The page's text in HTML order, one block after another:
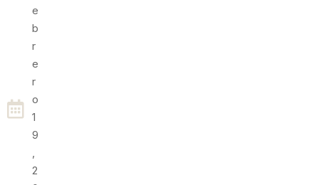
E
B
R
E
R
O
1
9
,
2